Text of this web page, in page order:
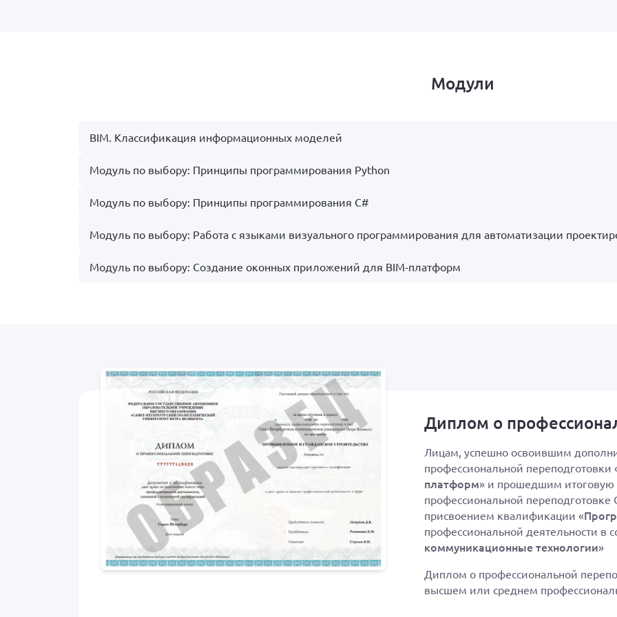
Модули
BIM. Классификация информационных моделей
Модуль по выбору: Принципы программирования Python
Модуль по выбору: Принципы программирования C#
Модуль по выбору: Работа с языками визуального программирования для автоматизации
Модуль по выбору: Создание оконных приложений для BIM-платформ
Диплом о
Лицам, успешно освоившим
профессиональной переподготовки
платформ» и прошедшим итоговую
профессиональной переподготовке
присвоением квалификации «
профессиональной деятельности в
коммуникационные технологии»
Диплом о профессиональной
высшем или среднем